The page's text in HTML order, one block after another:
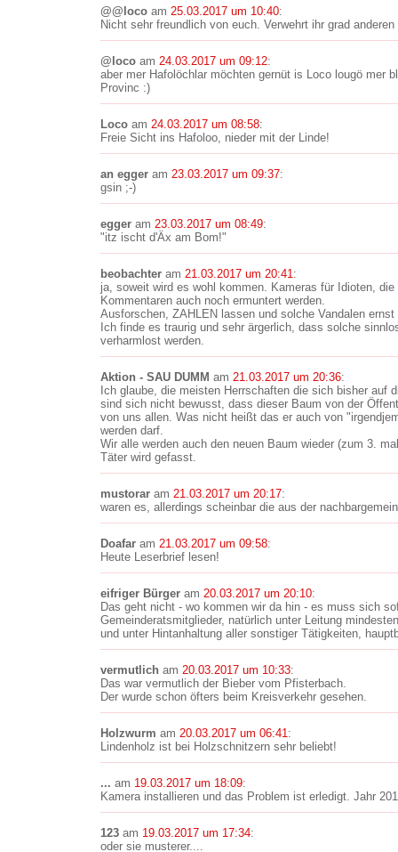
@@loco am 25.03.2017 um 10:40:
Nicht sehr freundlich von euch. Verwehrt ihr grad
@loco am 24.03.2017 um 09:12:
aber mer Hafolöchlar möchten gernüt is Loco lougö mer
Provinc :)
Loco am 24.03.2017 um 08:58:
Freie Sicht ins Hafoloo, nieder mit der Linde!
an egger am 23.03.2017 um 09:37:
gsin ;-)
egger am 23.03.2017 um 08:49:
"itz ischt d'Äx am Bom!"
beobachter am 21.03.2017 um 20:41:
ja, soweit wird es wohl kommen. Kameras für Idioten,
Kommentaren auch noch ermuntert werden.
Ausforschen, ZAHLEN lassen und solche Vandalen ernst
Ich finde es traurig und sehr ärgerlich, dass solche
verharmlost werden.
Aktion - SAU DUMM am 21.03.2017 um 20:36:
Ich glaube, die meisten Herrschaften die sich bisher auf
sind sich nicht bewusst, dass dieser Baum von der
von uns allen. Was nicht heißt das er auch von
werden darf.
Wir alle werden auch den neuen Baum wieder (zum 3.
Täter wird gefasst.
mustorar am 21.03.2017 um 20:17:
waren es, allerdings scheinbar die aus der
Doafar am 21.03.2017 um 09:58:
Heute Leserbrief lesen!
eifriger Bürger am 20.03.2017 um 20:10:
Das geht nicht - wo kommen wir da hin - es muss sich
Gemeinderatsmitglieder, natürlich unter Leitung
und unter Hintanhaltung aller sonstiger Tätigkeiten,
vermutlich am 20.03.2017 um 10:33:
Das war vermutlich der Bieber vom Pfisterbach.
Der wurde schon öfters beim Kreisverkehr gesehen.
Holzwurm am 20.03.2017 um 06:41:
Lindenholz ist bei Holzschnitzern sehr beliebt!
... am 19.03.2017 um 18:09:
Kamera installieren und das Problem ist erledigt. Jahr
123 am 19.03.2017 um 17:34:
oder sie musterer....